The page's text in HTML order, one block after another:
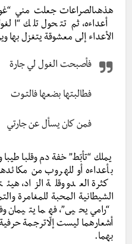
هذهىالصراعات جعلت مني
أعداءه، ثم تتحول تلك
الأعداء إلى معشوقة يتغزل بها
فأصبحت الغول لي جارة
فطالبتها بضعها
فمن كان يسأل عن جارتي
يملك “تأبّط” خفة دم وقلبا
بأعداءه أو للهروب من
كثرة العدو وقلة الزاد،
الشيطانية المحبة للمغامرة
“رامي يحيى”، فهما يتيمان
أشعارهما ليست إلّاترجمة
بهما.